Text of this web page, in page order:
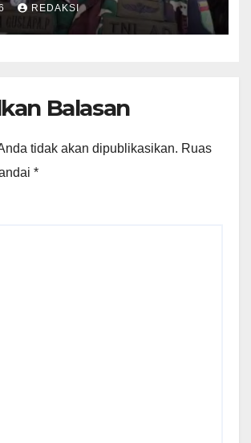
REDAKSI
Balasan
tidak akan dipublikasikan. Ruas
*